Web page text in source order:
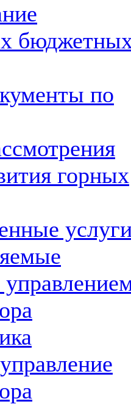
по
горных